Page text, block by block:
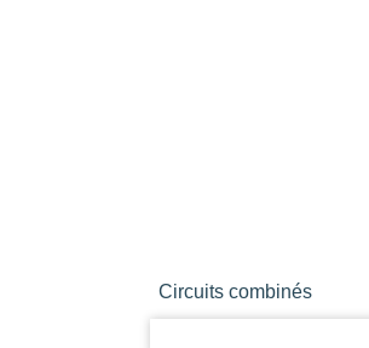
Circuits combinés